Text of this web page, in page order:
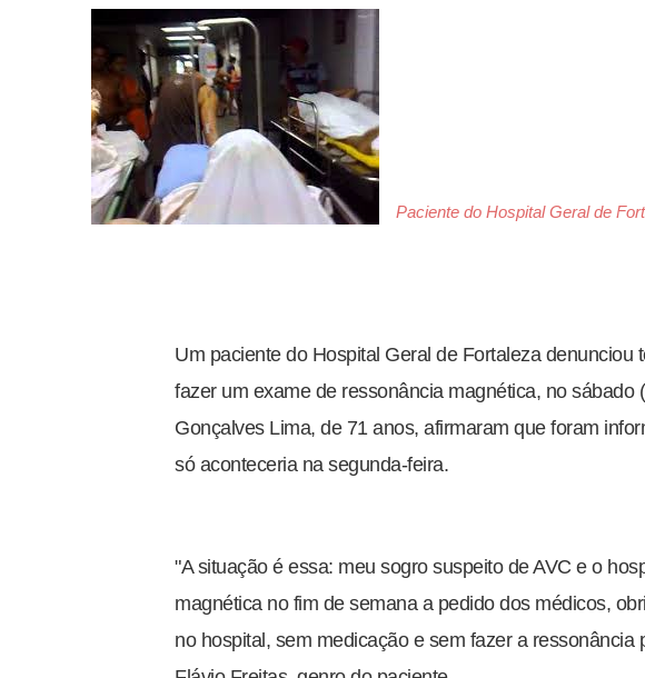
Paciente do Hospital Geral de
Um paciente do Hospital Geral de Fortaleza denunciou
fazer um exame de ressonância magnética, no sábado
Gonçalves Lima, de 71 anos, afirmaram que foram
só aconteceria na segunda-feira.
"A situação é essa: meu sogro suspeito de AVC e o
magnética no fim de semana a pedido dos médicos,
no hospital, sem medicação e sem fazer a ressonância